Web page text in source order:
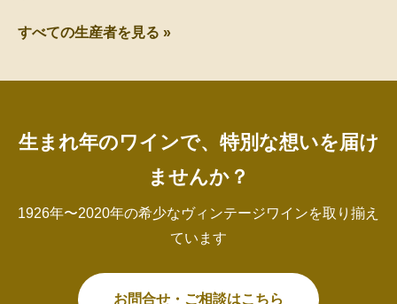
すべての生産者を見る »
生まれ年のワインで、特別な想いを届け
ませんか？
1926年〜2020年の希少なヴィンテージワインを取り揃え
ています
お問合せ・ご相談はこちら